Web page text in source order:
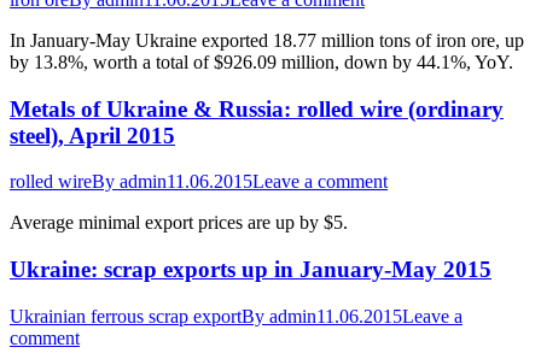
In January-May Ukraine exported 18.77 million tons of iron ore, up
by 13.8%, worth a total of $926.09 million, down by 44.1%, YoY.
Metals of Ukraine & Russia: rolled wire (ordinary
steel), April 2015
rolled wireBy admin11.06.2015Leave a comment
Average minimal export prices are up by $5.
Ukraine: scrap exports up in January-May 2015
Ukrainian ferrous scrap exportBy admin11.06.2015Leave a
comment